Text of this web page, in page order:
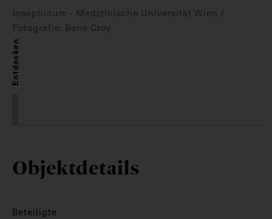
Josephinum - Medizinische Universität Wien /
Fotografie: Bene Croy
Entdecken
Objektdetails
Beteiligte